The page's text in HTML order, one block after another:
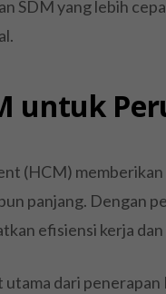
SDM yang lebih
untuk
(HCM)
panjang. Dengan
efisiensi kerja
dari